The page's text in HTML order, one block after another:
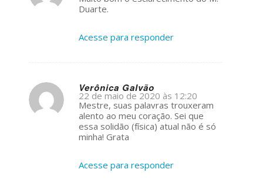
ays:
Duarte.
Acesse para responder
Verônica Galvão
s
ays:
22 de maio de 2020 às 12:20
Mestre, suas palavras trouxeram
alento ao meu coração. Sei que
essa solidão (física) atual não é só
minha! Grata
Acesse para responder